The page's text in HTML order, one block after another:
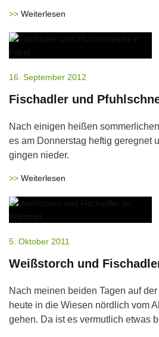
Weiterlesen
16. September 2012
Fischadler und
Nach einigen heißen
es am Donnerstag heftig geregnet
gingen nieder.
Weiterlesen
5. Oktober 2011
Weißstorch und
Nach meinen beiden Tagen auf
heute in die Wiesen nördlich vom
gehen. Da ist es vermutlich etwas